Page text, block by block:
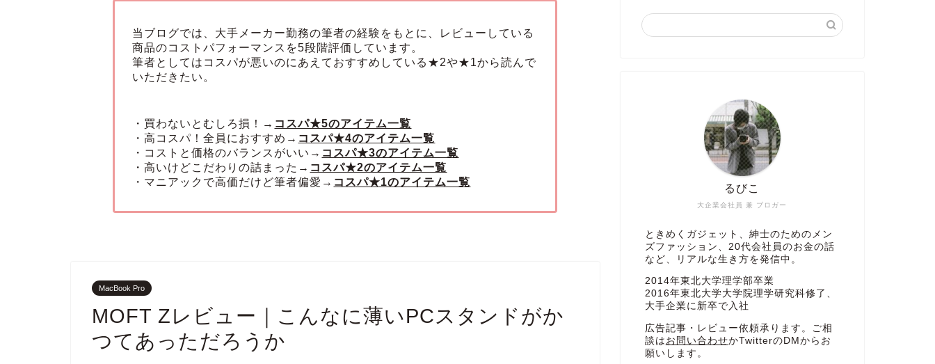
当ブログでは、大手メーカー勤務の筆者の経験をもとに、レビューしている
商品のコストパフォーマンスを5段階評価しています。
筆者としてはコスパが悪いのにあえておすすめしている★2や★1から読んで
いただきたい。
・買わないとむしろ損！→ コスパ★5のアイテム一覧
・高コスパ！全員におすすめ→ コスパ★4のアイテム一覧
・コストと価格のバランスがいい→ コスパ★3のアイテム一覧
・高いけどこだわりの詰まった→ コスパ★2のアイテム一覧
・マニアックで高価だけど筆者偏愛→ コスパ★1のアイテム一覧
MacBook Pro
MOFT Zレビュー｜こんなに薄いPCスタンドがか
つてあっただろうか
大企業会社員 兼 ブロガー
るびこ
ときめくガジェット、紳士のためのメン
ズファッション、20代会社員のお金の話
など、リアルな生き方を発信中。
2014年東北大学理学部卒業
2016年東北大学大学院理学研究科修了、
大手企業に新卒で入社
広告記事・レビュー依頼承ります。ご相
談は お問い合わせかTwitterのDMからお
願いします。